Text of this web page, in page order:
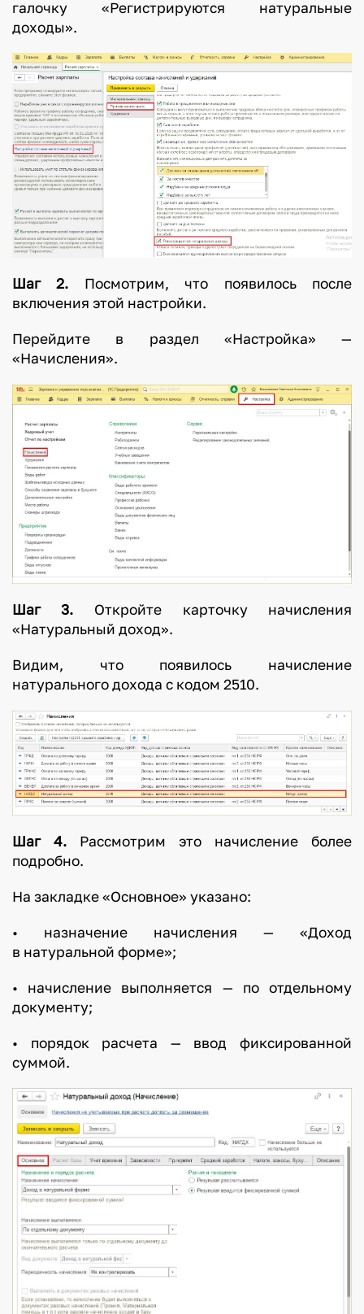
галочку «Регистрируются натуральные
доходы».
Шаг 2. Посмотрим, что появилось после
включения этой настройки.
Перейдите в раздел «Настройка» —
«Начисления».
Шаг 3. Откройте карточку начисления
«Натуральный доход».
Видим, что появилось начисление
натурального дохода с кодом 2510.
Шаг 4.Рассмотрим это начисление более
подробно.
На закладке «Основное» указано:
• назначение начисления — «Доход
в натуральной форме»;
• начисление выполняется — по отдельному
документу;
• порядок расчета — ввод фиксированной
суммой.